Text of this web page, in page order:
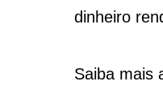
dinheiro
Saiba mais